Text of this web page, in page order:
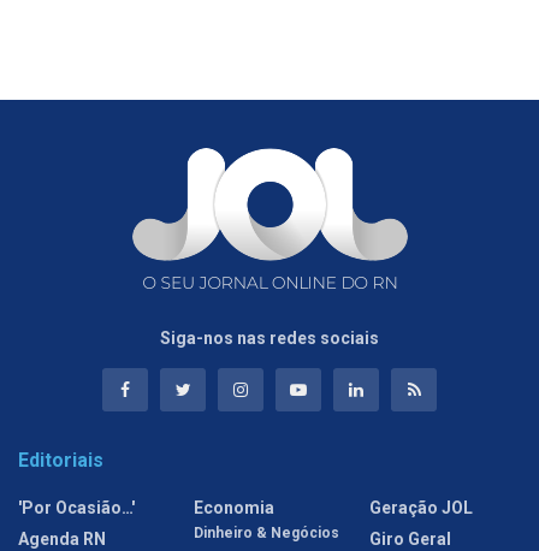
Siga-nos nas redes sociais
Editoriais
'Por Ocasião…'
Agenda RN
Economia
Dinheiro & Negócios
Geração JOL
Giro Geral